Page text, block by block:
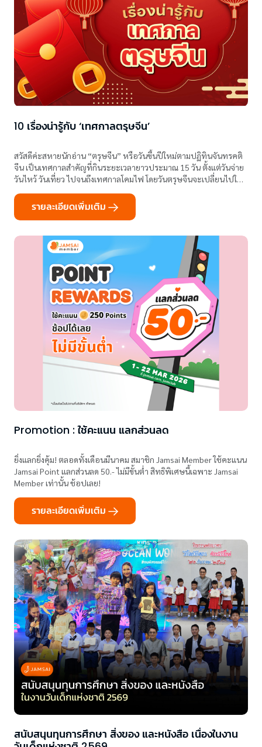
10 เรื่องน่ารู้กับ ‘เทศกาลตรุษจีน’
สวัสดีค่ะสหายนักอ่าน “ตรุษจีน” หรือวันขึ้นปีใหม่ตามปฏิทินจันทรคติ
จีน เป็นเทศกาลสำคัญที่กินระยะเวลายาวประมาณ 15 วัน ตั้งแต่วันจ่าย
วันไหว้ วันเที่ยว ไปจนถึงเทศกาลโคมไฟ โดยวันตรุษจีนจะเปลี่ยนไปใน
รายละเอียดเพิ่มเติม
Promotion : ใช้คะแนน แลกส่วนลด
ยิ่งแลกยิ่งคุ้ม! ตลอดทั้งเดือนมีนาคม สมาชิก Jamsai Member ใช้คะแนน
Jamsai Point แลกส่วนลด 50.- ไม่มีขั้นต่ำ สิทธิพิเศษนี้เฉพาะ Jamsai
Member เท่านั้น ช้อปเลย!
รายละเอียดเพิ่มเติม
สนับสนุนทุนการศึกษา สิ่งของ และหนังสือ เนื่องในงาน